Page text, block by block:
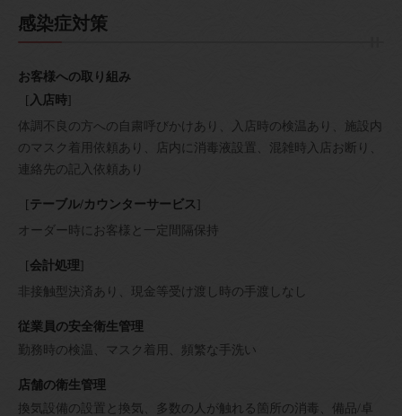
感染症対策
お客様への取り組み
[ 入店時]
体調不良の方への自粛呼びかけあり
入店時の検温あり
施設内
のマスク着用依頼あり
店内に消毒液設置
混雑時入店お断り
連絡先の記入依頼あり
[テーブル/カウンターサービス]
オーダー時にお客様と一定間隔保持
[会計処理]
非接触型決済あり
現金等受け渡し時の手渡しなし
従業員の安全衛生管理
勤務時の検温
マスク着用 頻繁な手洗い
店舗の衛生管理
換気設備の設置と換気
多数の人が触れる箇所の消毒
備品/卓